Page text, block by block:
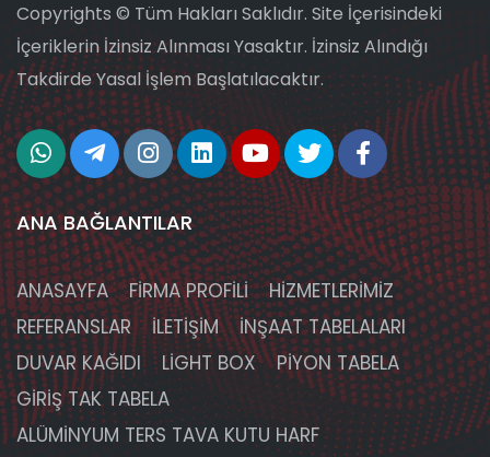
Copyrights © Tüm Hakları Saklıdır. Site İçerisindeki
İçeriklerin İzinsiz Alınması Yasaktır. İzinsiz Alındığı
Takdirde Yasal İşlem Başlatılacaktır.
ANA BAĞLANTILAR
ANASAYFA FİRMA PROFİLİ
HİZMETLERİMİZ
REFERANSLAR
İLETİŞİM
İNŞAAT TABELALARI
DUVAR KAĞIDI
LIGHT BOX
PIYON TABELA
GIRIŞ TAK TABELA
ALÜMINYUM TERS TAVA KUTU HARF